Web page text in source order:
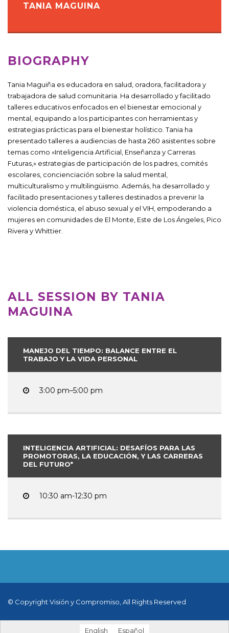
TANIA MAGUINA
BIOGRAPHY
Tania Maguiña es educadora en salud, oradora, facilitadora y
trabajadora de salud comunitaria. Ha desarrollado y facilitado
talleres educativos enfocados en el bienestar emocional y
mental, equipando a los participantes con herramientas y
estrategias prácticas para el bienestar holístico. Tania ha
presentado talleres a audiencias de hasta 260 asistentes sobre
temas como «Inteligencia Artificial, Enseñanza y Carreras
Futuras,» estrategias de participación de los padres, comités
escolares, concienciación sobre la salud mental,
multiculturalismo y multilingüismo. Además, ha desarrollado y
facilitado presentaciones y talleres destinados a prevenir la
violencia doméstica, el abuso sexual y el VIH, empoderando a
mujeres en comunidades de El Monte, Este de Los Ángeles, Pico
Rivera y Whittier.
ALL SESSION BY TANIA
MAGUINA
MANEJO DEL TIEMPO: BALANCE ENTRE EL
TRABAJO Y LA VIDA PERSONAL
3:00 pm–5:00 pm
INTELIGENCIA ARTIFICIAL: DESAFÍOS PARA LAS
PROMOTORAS, LA EDUCACIÓN, Y LAS CARRERAS
DEL FUTURO*
10:30 am-12:30 pm
© Copyright Visión y Compromiso, All Rights Reserved
English Español